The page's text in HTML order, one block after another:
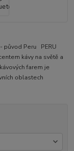
původ Peru PERU
kávy na světě a
farem je
oblastech